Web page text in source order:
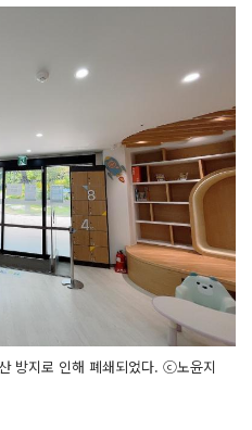
방지로 인해 폐쇄되었다. ⓒ노윤지